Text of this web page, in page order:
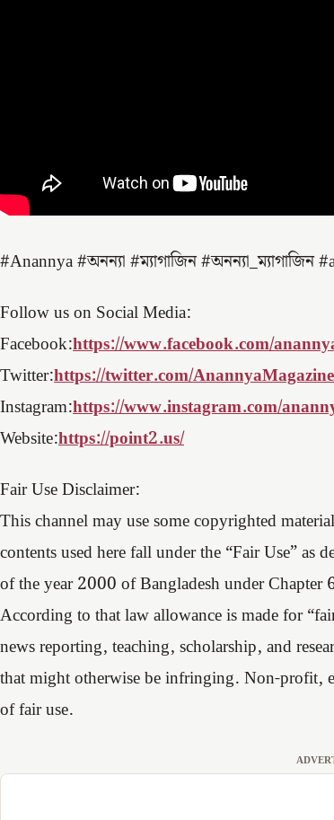
#Anannya #অনন্যা #ম্যাগাজিন #অনন্যা_ম্যাগাজিন
Follow us on Social Media:
Facebook:https://www.facebook.com/
Twitter:https://twitter.com/AnannyaMagazine
Instagram:https://www.instagram.com/
Website:https://point2.us/
Fair Use Disclaimer:
This channel may use some copyrighted
contents used here fall under the “Fair Use”
of the year 2000 of Bangladesh under
According to that law allowance is made for
news reporting, teaching, scholarship, and
that might otherwise be infringing. Non-profit,
of fair use.